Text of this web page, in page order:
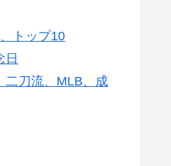
トップ10
日
二刀流、MLB、成